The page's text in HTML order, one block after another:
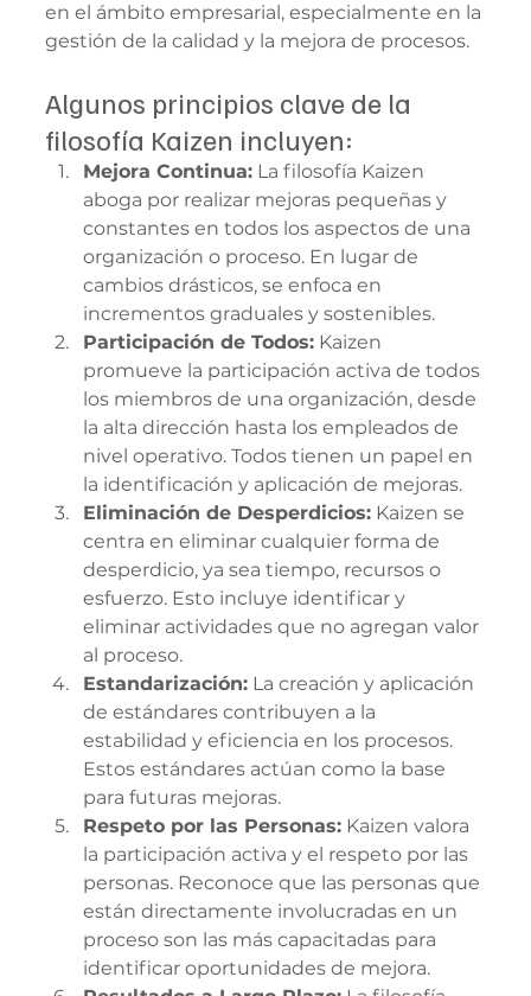
en el ámbito empresarial, especialmente en la
gestión de la calidad y la mejora de procesos.
Algunos principios clave de la
filosofía Kaizen incluyen:
Mejora Continua: La filosofía Kaizen
aboga por realizar mejoras pequeñas y
constantes en todos los aspectos de una
organización o proceso. En lugar de
cambios drásticos, se enfoca en
incrementos graduales y sostenibles.
Participación de Todos: Kaizen
promueve la participación activa de todos
los miembros de una organización, desde
la alta dirección hasta los empleados de
nivel operativo. Todos tienen un papel en
la identificación y aplicación de mejoras.
Eliminación de Desperdicios: Kaizen se
centra en eliminar cualquier forma de
desperdicio, ya sea tiempo, recursos o
esfuerzo. Esto incluye identificar y
eliminar actividades que no agregan valor
al proceso.
Estandarización: La creación y aplicación
de estándares contribuyen a la
estabilidad y eficiencia en los procesos.
Estos estándares actúan como la base
para futuras mejoras.
Respeto por las Personas: Kaizen valora
la participación activa y el respeto por las
personas. Reconoce que las personas que
están directamente involucradas en un
proceso son las más capacitadas para
identificar oportunidades de mejora.